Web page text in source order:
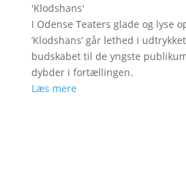
'Klodshans'
I Odense Teaters glade og lyse
’Klodshans’ går lethed i
budskabet til de yngste
dybder i fortællingen.
Læs mere